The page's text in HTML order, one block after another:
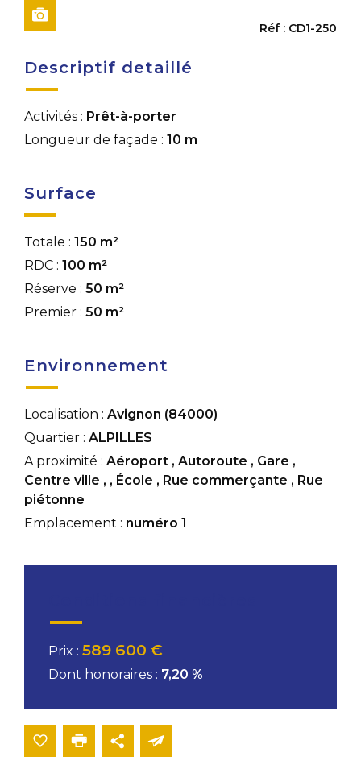
Réf : CD1-250
Descriptif detaillé
Activités : Prêt-à-porter
Longueur de façade : 10 m
Surface
Totale : 150 m²
RDC : 100 m²
Réserve : 50 m²
Premier : 50 m²
Environnement
Localisation : Avignon (84000)
Quartier : ALPILLES
A proximité : Aéroport , Autoroute , Gare ,
Centre ville , , École , Rue commerçante , Rue
piétonne
Emplacement : numéro 1
Prix : 589 600 €
Dont honoraires : 7,20 %